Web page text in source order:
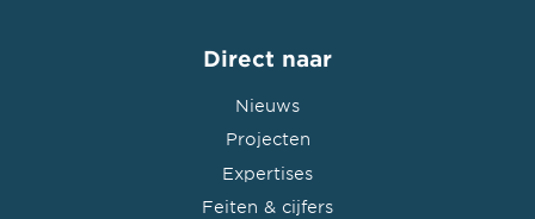
Direct naar
Nieuws
Projecten
Expertises
Feiten & cijfers